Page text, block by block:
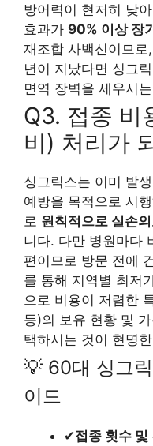
방어력이 현저히 낮
효과가 90% 이상 장
재조합 사백신이므
년이 지났다면 싱그
면역 장벽을 세우시
Q3. 접종 비
비) 처리가
싱그릭스는 이미 발
예방을 목적으로 시
로 원칙적으로 실손
니다. 다만 병원마다
편이므로 방문 전에
를 통해 지역별 최저
으로 비용이 저렴한
등)의 보유 현황 및
택하시는 것이 현명
💡 60대 싱그
이드
✔접종 횟수 및